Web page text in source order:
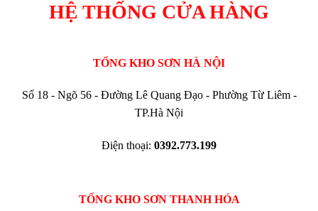
HỆ THỐNG CỬA HÀNG
TỔNG KHO SƠN HÀ NỘI
Số 18 - Ngõ 56 - Đường Lê Quang Đạo - Phường Từ Liêm -
TP.Hà Nội
Điện thoại: 0392.773.199
TỔNG KHO SƠN THANH HÓA